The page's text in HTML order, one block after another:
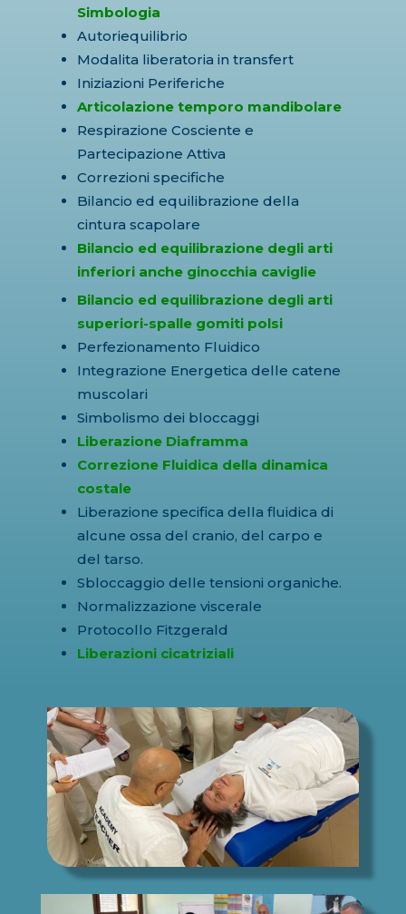
Simbologia
Autoriequilibrio
Modalita liberatoria in transfert
Iniziazioni Periferiche
Articolazione temporo mandibolare
Respirazione Cosciente e
Partecipazione Attiva
Correzioni specifiche
Bilancio ed equilibrazione della
cintura scapolare
Bilancio ed equilibrazione degli arti
inferiori anche ginocchia caviglie
Bilancio ed equilibrazione degli arti
superiori-spalle gomiti polsi
Perfezionamento Fluidico
Integrazione Energetica delle catene
muscolari
Simbolismo dei bloccaggi
Liberazione Diaframma
Correzione Fluidica della dinamica
costale
Liberazione specifica della fluidica di
alcune ossa del cranio, del carpo e
del tarso.
Sbloccaggio delle tensioni organiche.
Normalizzazione viscerale
Protocollo Fitzgerald
Liberazioni cicatriziali